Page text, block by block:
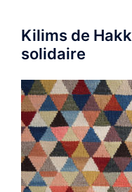
Kilims de
solidaire